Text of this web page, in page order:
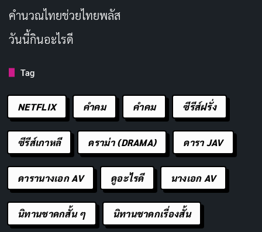
คํานวณไทยช่วยไทยพลัส
วันนี้กินอะไรดี
Tag
NETFLIX คำคม คําคม ซีรีส์ฝรั่ง
ซีรีส์เกาหลี ดราม่า (DRAMA) ดารา JAV
ดารานางเอก AV ดูอะไรดี นางเอก AV
นิทานชาดกสั้น ๆ นิทานชาดกเรื่องสั้น